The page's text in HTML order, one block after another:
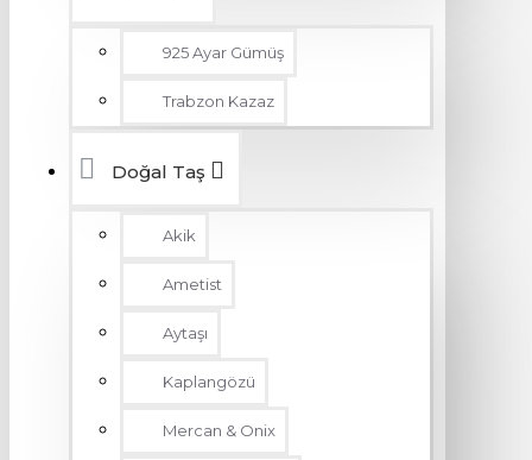
925 Ayar Gümüş
Trabzon Kazaz
Doğal Taş
Akik
Ametist
Aytaşı
Kaplangözü
Mercan & Onix